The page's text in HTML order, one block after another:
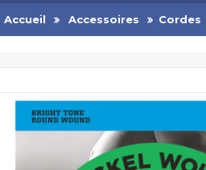
Accueil Accessoires Cordes